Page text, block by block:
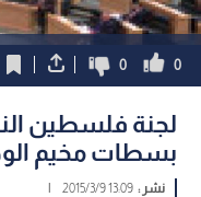
0
0
لجنة فلسطين
بسطات مخيم
نشر :13:09 2015/3/9
|